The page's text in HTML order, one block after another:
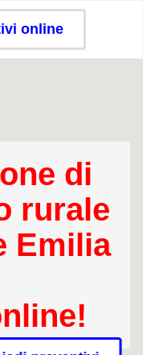
online
di
rurale
Emilia